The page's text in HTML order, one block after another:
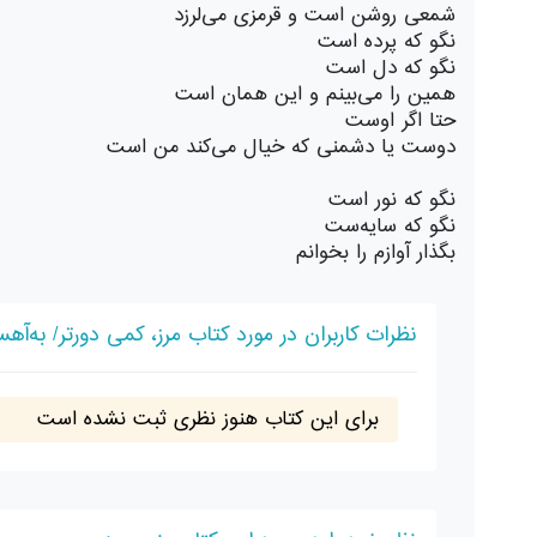
شمعی روشن است و قرمزی می‌لرزد
نگو که پرده است
نگو که دل است
همین را می‌بینم و این همان است
حتا اگر اوست
دوست یا دشمنی که خیال می‌کند من است
نگو که نور است
نگو که سایه‌ست
بگذار آوازم را بخوانم
نظرات کاربران در مورد کتاب مرز، کمی دورتر/
برای این کتاب هنوز نظری ثبت نشده است